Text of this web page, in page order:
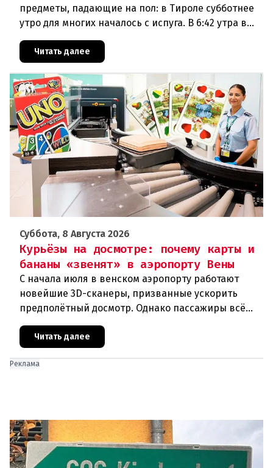
предметы, падающие на пол: в Тироле субботнее
утро для многих началось с испуга. В 6:42 утра в
сейсмологовПо данны
Читать далее
Суббота, 8 Августа 2026
Курьёзы на досмотре: почему карты и
бананы «звенят» в аэропорту Вены
С начала июля в венском аэропорту работают
новейшие 3D-сканеры, призванные ускорить
предполётный досмотр. Однако пассажиры всё
отправляют на дополнительную пров
Читать далее
Реклама